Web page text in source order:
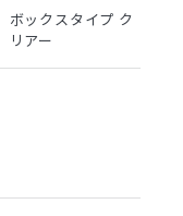
ボックスタイプ ク
リアー